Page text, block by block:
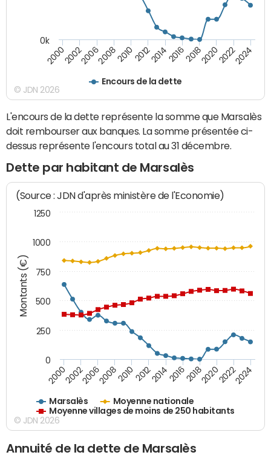
Encours de la dette
200020022006200820102012201420162018202020222024
0k
© JDN 2026
L'encours de la dette représente la somme que Marsalès
doit rembourser aux banques. La somme présentée ci-
dessus représente l'encours total au 31 décembre.
Dette par habitant de Marsalès
Montants (€)
(Source : JDN d'après ministère de l'Economie)
Marsalès
Moyenne nationale
Moyenne villages de moins de 250 habitants
200020022006200820102012201420162018202020222024
0
250
500
750
1000
1250
© JDN 2026
Annuité de la dette de Marsalès